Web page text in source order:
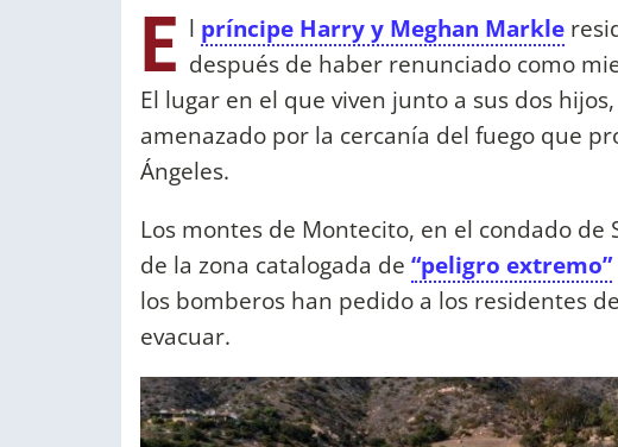
E l príncipe Harry y Meghan Markle
después de haber renunciado como
El lugar en el que viven junto a sus dos
amenazado por la cercanía del fuego que
Ángeles.
Los montes de Montecito, en el condado
de la zona catalogada de “peligro extremo”
los bomberos han pedido a los residentes
evacuar.